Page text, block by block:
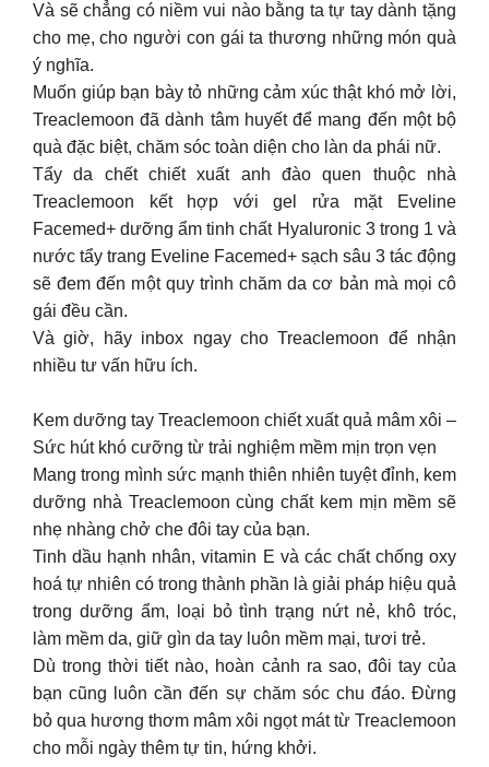
Và sẽ chẳng có niềm vui nào bằng ta tự tay dành tặng
cho mẹ, cho người con gái ta thương những món quà
ý nghĩa.
Muốn giúp bạn bày tỏ những cảm xúc thật khó mở lời,
Treaclemoon đã dành tâm huyết để mang đến một bộ
quà đặc biệt, chăm sóc toàn diện cho làn da phái nữ.
Tẩy da chết chiết xuất anh đào quen thuộc nhà
Treaclemoon kết hợp với gel rửa mặt Eveline
Facemed+ dưỡng ẩm tinh chất Hyaluronic 3 trong 1 và
nước tẩy trang Eveline Facemed+ sạch sâu 3 tác động
sẽ đem đến một quy trình chăm da cơ bản mà mọi cô
gái đều cần.
Và giờ, hãy inbox ngay cho Treaclemoon để nhận
nhiều tư vấn hữu ích.
Kem dưỡng tay Treaclemoon chiết xuất quả mâm xôi –
Sức hút khó cưỡng từ trải nghiệm mềm mịn trọn vẹn
Mang trong mình sức mạnh thiên nhiên tuyệt đỉnh, kem
dưỡng nhà Treaclemoon cùng chất kem mịn mềm sẽ
nhẹ nhàng chở che đôi tay của bạn.
Tinh dầu hạnh nhân, vitamin E và các chất chống oxy
hoá tự nhiên có trong thành phần là giải pháp hiệu quả
trong dưỡng ẩm, loại bỏ tình trạng nứt nẻ, khô tróc,
làm mềm da, giữ gìn da tay luôn mềm mại, tươi trẻ.
Dù trong thời tiết nào, hoàn cảnh ra sao, đôi tay của
bạn cũng luôn cần đến sự chăm sóc chu đáo. Đừng
bỏ qua hương thơm mâm xôi ngọt mát từ Treaclemoon
cho mỗi ngày thêm tự tin, hứng khởi.